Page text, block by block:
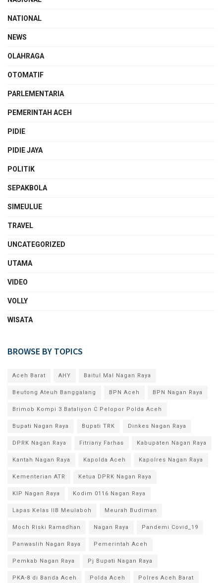
NATIONAL
NEWS
OLAHRAGA
OTOMATIF
PARLEMENTARIA
PEMERINTAH ACEH
PIDIE
PIDIE JAYA
POLITIK
SEPAKBOLA
SIMEULUE
TRAVEL
UNCATEGORIZED
UTAMA
VIDEO
VOLLY
WISATA
BROWSE BY TOPICS
Aceh Barat AHY Baitul Mal Nagan Raya
Beutong Ateuh Banggalang BPN Aceh BPN Nagan Raya
Brimob Kompi 3 Bataliyon C Pelopor Polda Aceh
Bupati Nagan Raya Bupati TRK Dinkes Nagan Raya
DPRK Nagan Raya Fitriany Farhas Kabupaten Nagan Raya
Kantah Nagan Raya Kapolda Aceh Kapolres Nagan Raya
Kementerian ATR Ketua DPRK Nagan Raya
KIP Nagan Raya Kodim 0116 Nagan Raya
Lapas Kelas IIB Meulaboh Meurah Budiman
Moch Riski Ramadhan Nagan Raya Pandemi Covid_19
Panwaslih Nagan Raya Pemerintah Aceh
Pemkab Nagan Raya Pj Bupati Nagan Raya
PKA-8 di Banda Aceh Polda Aceh Polres Aceh Barat